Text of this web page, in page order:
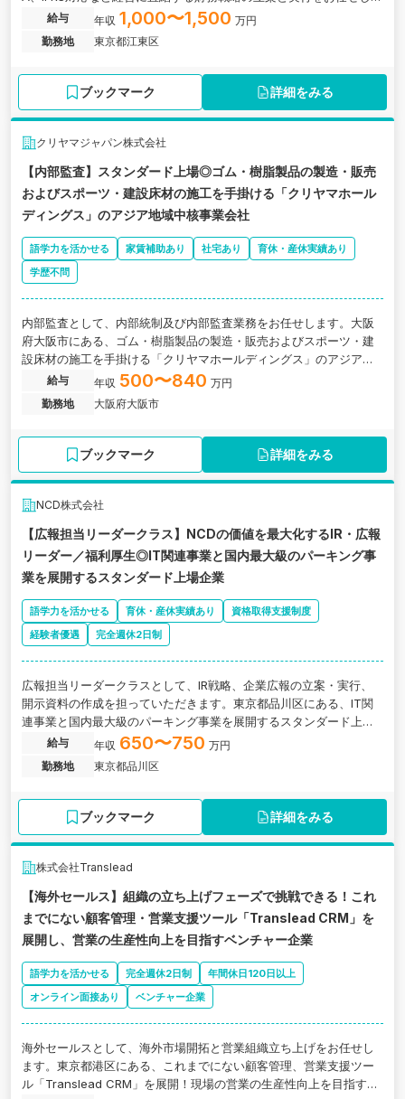
給与 年収 1,000〜1,500 万円
勤務地
東京都江東区
ブックマーク 詳細をみる
クリヤマジャパン株式会社
【内部監査】スタンダード上場◎ゴム・樹脂製品の製造・販売
およびスポーツ・建設床材の施工を手掛ける「クリヤマホール
ディングス」のアジア地域中核事業会社
語学力を活かせる 家賃補助あり 社宅あり
育休・産休実績あり
学歴不問
内部監査として、内部統制及び内部監査業務をお任せします。大阪
府大阪市にある、ゴム・樹脂製品の製造・販売およびスポーツ・建
設床材の施工を手掛ける「クリヤマホールディングス」のアジア地
域中核事業会社の求人です。
給与 年収 500〜840 万円
勤務地
大阪府大阪市
ブックマーク 詳細をみる
NCD株式会社
【広報担当リーダークラス】NCDの価値を最大化するIR・広報
リーダー／福利厚生◎IT関連事業と国内最大級のパーキング事
業を展開するスタンダード上場企業
語学力を活かせる 育休・産休実績あり
資格取得支援制度
経験者優遇
完全週休2日制
広報担当リーダークラスとして、IR戦略、企業広報の立案・実行、
開示資料の作成を担っていただきます。東京都品川区にある、IT関
連事業と国内最大級のパーキング事業を展開するスタンダード上場
企業の求人です。
給与 年収 650〜750 万円
勤務地
東京都品川区
ブックマーク 詳細をみる
株式会社Translead
【海外セールス】組織の立ち上げフェーズで挑戦できる！これ
までにない顧客管理・営業支援ツール「Translead CRM」を
展開し、営業の生産性向上を目指すベンチャー企業
語学力を活かせる 完全週休2日制
年間休日120日以上
オンライン面接あり
ベンチャー企業
海外セールスとして、海外市場開拓と営業組織立ち上げをお任せし
ます。東京都港区にある、これまでにない顧客管理、営業支援ツー
ル「Translead CRM」を展開！現場の営業の生産性向上を目指すベ